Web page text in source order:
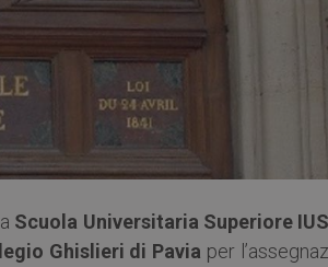
Scuola Universitaria Superiore
Ghislieri di Pavia per